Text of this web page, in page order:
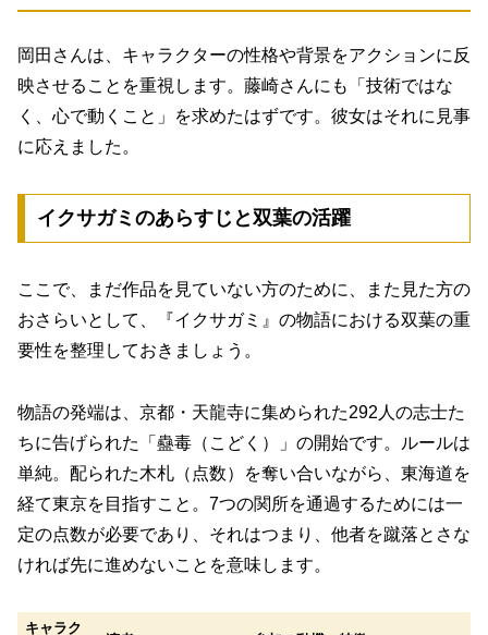
岡田さんは、キャラクターの性格や背景をアクションに反
映させることを重視します。藤崎さんにも「技術ではな
く、心で動くこと」を求めたはずです。彼女はそれに見事
に応えました。
イクサガミのあらすじと双葉の活躍
ここで、まだ作品を見ていない方のために、また見た方の
おさらいとして、『イクサガミ』の物語における双葉の重
要性を整理しておきましょう。
物語の発端は、京都・天龍寺に集められた292人の志士た
ちに告げられた「蠱毒（こどく）」の開始です。ルールは
単純。配られた木札（点数）を奪い合いながら、東海道を
経て東京を目指すこと。7つの関所を通過するためには一
定の点数が必要であり、それはつまり、他者を蹴落とさな
ければ先に進めないことを意味します。
キャラク